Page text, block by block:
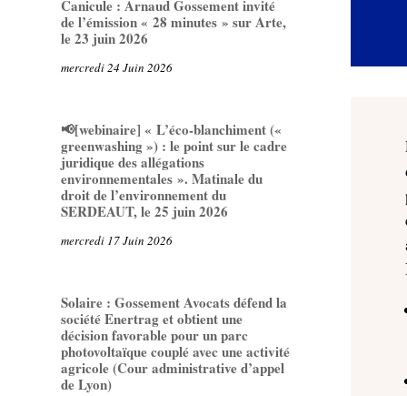
Canicule : Arnaud Gossement invité
de l’émission « 28 minutes » sur Arte,
le 23 juin 2026
mercredi 24 Juin 2026
📢[webinaire] « L’éco-blanchiment («
greenwashing ») : le point sur le cadre
juridique des allégations
environnementales ». Matinale du
droit de l’environnement du
SERDEAUT, le 25 juin 2026
mercredi 17 Juin 2026
Solaire : Gossement Avocats défend la
société Enertrag et obtient une
décision favorable pour un parc
photovoltaïque couplé avec une activité
agricole (Cour administrative d’appel
de Lyon)